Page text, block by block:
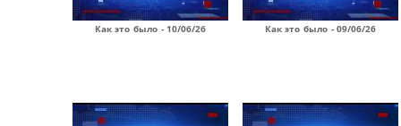
Как это было - 10/06/26 Как это было - 09/06/26